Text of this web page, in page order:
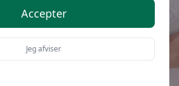
Accepter
Jeg afviser